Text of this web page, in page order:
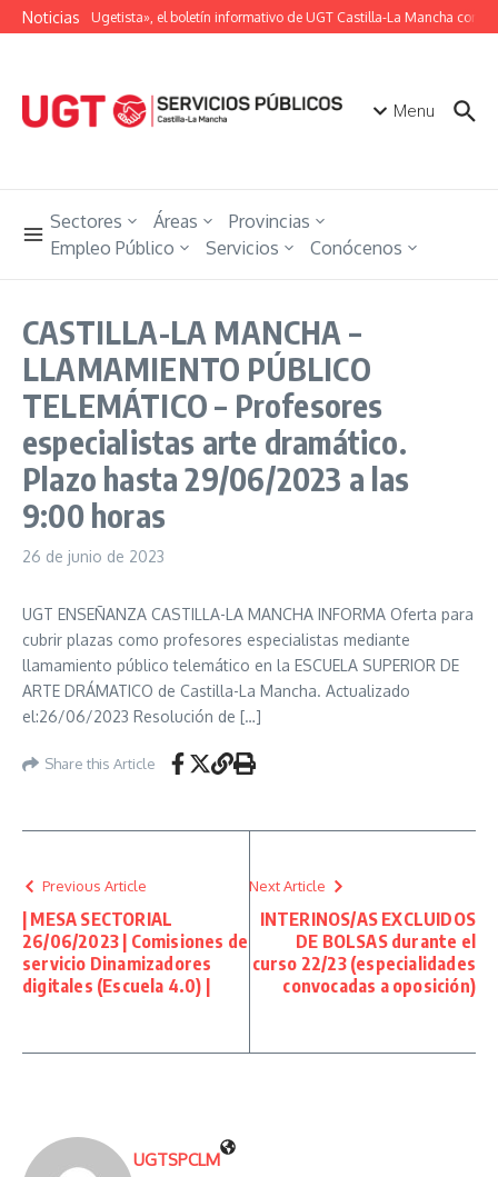
Saltar al contenido
Noticias
«Unión Ugetista», el boletín informativo de UGT Castilla-La Mancha con
Menu
Sectores Áreas
Provincias
Empleo Público
Servicios Conócenos
CASTILLA-LA MANCHA –
LLAMAMIENTO PÚBLICO
TELEMÁTICO – Profesores
especialistas arte dramático.
Plazo hasta 29/06/2023 a las
9:00 horas
26 de junio de 2023
UGT ENSEÑANZA CASTILLA-LA MANCHA INFORMA Oferta para
cubrir plazas como profesores especialistas mediante
llamamiento público telemático en la ESCUELA SUPERIOR DE
ARTE DRÁMATICO de Castilla-La Mancha. Actualizado
el:26/06/2023 Resolución de […]
Share this Article
Previous Article
| MESA SECTORIAL
26/06/2023 | Comisiones de
servicio Dinamizadores
digitales (Escuela 4.0) |
Next Article
INTERINOS/AS EXCLUIDOS
DE BOLSAS durante el
curso 22/23 (especialidades
convocadas a oposición)
UGTSPCLM